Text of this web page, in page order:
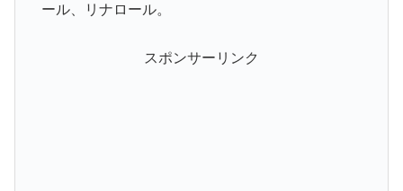
ール、リナロール。
スポンサーリンク